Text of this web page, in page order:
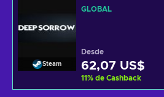
Steam
GLOBAL
Desde
62,07 US$
11% de Cashback